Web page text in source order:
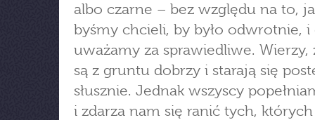
albo czarne – bez względu na to,
byśmy chcieli, by było odwrotnie, i
uważamy za sprawiedliwe. Wierzy,
są z gruntu dobrzy i starają się
słusznie. Jednak wszyscy
i zdarza nam się ranić tych, których